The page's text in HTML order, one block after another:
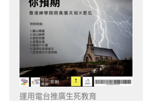
運用電台推廣生死教育